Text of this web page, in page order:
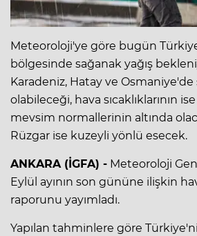
Meteoroloji'ye göre bugün
bölgesinde sağanak yağış
Karadeniz, Hatay ve
olabileceği, hava sıcaklıklarının
mevsim normallerinin altında
Rüzgar ise kuzeyli yönlü esecek.
ANKARA (İGFA) - Meteoroloji
Eylül ayının son gününe ilişkin
raporunu yayımladı.
Yapılan tahminlere göre